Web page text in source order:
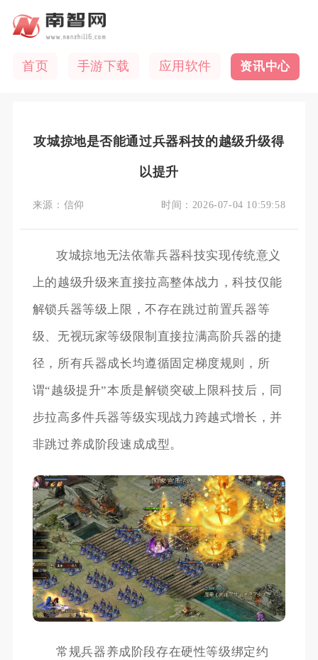
首页 手游下载 应用软件 资讯中心
攻城掠地是否能通过兵器科技的越级升级得
以提升
来源： 信仰 时间： 2026-07-04 10:59:58
攻城掠地无法依靠兵器科技实现传统意义
上的越级升级来直接拉高整体战力，科技仅能
解锁兵器等级上限，不存在跳过前置兵器等
级、无视玩家等级限制直接拉满高阶兵器的捷
径，所有兵器成长均遵循固定梯度规则，所
谓“越级提升”本质是解锁突破上限科技后，同
步拉高多件兵器等级实现战力跨越式增长，并
非跳过养成阶段速成成型。
常规兵器养成阶段存在硬性等级绑定约